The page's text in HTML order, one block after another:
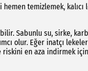
hemen temizlemek,
Sabunlu su, sirke,
olur. Eğer inatçı
riskini en aza indirmek